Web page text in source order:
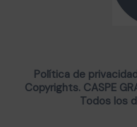
Copyrights. CASPE
Todos los
Política de